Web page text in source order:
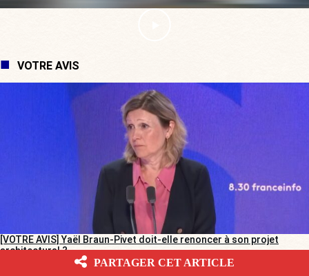
VOTRE AVIS
[VOTRE AVIS] Yaël Braun-Pivet doit-elle renoncer à son projet
architectural ?
PARTAGER CET ARTICLE